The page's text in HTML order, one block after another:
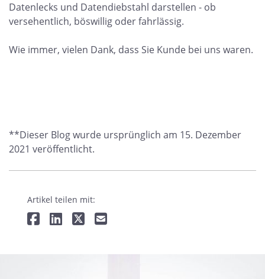
Datenlecks und Datendiebstahl darstellen - ob
versehentlich, böswillig oder fahrlässig.
Wie immer, vielen Dank, dass Sie Kunde bei uns waren.
**Dieser Blog wurde ursprünglich am 15. Dezember
2021 veröffentlicht.
Artikel teilen mit: